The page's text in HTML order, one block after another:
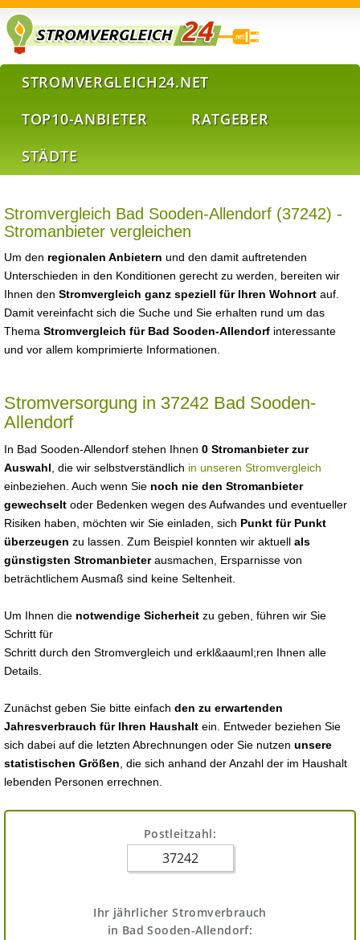
STROMVERGLEICH24.NET
TOP10-ANBIETER
RATGEBER
STÄDTE
Stromvergleich Bad Sooden-Allendorf (37242) -
Stromanbieter vergleichen
Um den regionalen Anbietern und den damit auftretenden
Unterschieden in den Konditionen gerecht zu werden, bereiten wir
Ihnen den Stromvergleich ganz speziell für Ihren Wohnort auf.
Damit vereinfacht sich die Suche und Sie erhalten rund um das
Thema Stromvergleich für Bad Sooden-Allendorf interessante
und vor allem komprimierte Informationen.
Stromversorgung in 37242 Bad Sooden-
Allendorf
In Bad Sooden-Allendorf stehen Ihnen 0 Stromanbieter zur
Auswahl , die wir selbstverständlich in unseren Stromvergleich
einbeziehen. Auch wenn Sie noch nie den Stromanbieter
gewechselt oder Bedenken wegen des Aufwandes und eventueller
Risiken haben, möchten wir Sie einladen, sich Punkt für Punkt
überzeugen zu lassen. Zum Beispiel konnten wir aktuell als
günstigsten Stromanbieterausmachen, Ersparnisse von
beträchtlichem Ausmaß sind keine Seltenheit.
Um Ihnen die notwendige Sicherheit zu geben, führen wir Sie
Schritt für
Schritt durch den Stromvergleich und erkl&aauml;ren Ihnen alle
Details.
Zunächst geben Sie bitte einfach den zu erwartenden
Jahresverbrauch für Ihren Haushalt ein. Entweder beziehen Sie
sich dabei auf die letzten Abrechnungen oder Sie nutzen unsere
statistischen Größen , die sich anhand der Anzahl der im Haushalt
lebenden Personen errechnen.
Postleitzahl:
Ihr jährlicher Stromverbrauch
in Bad Sooden-Allendorf: